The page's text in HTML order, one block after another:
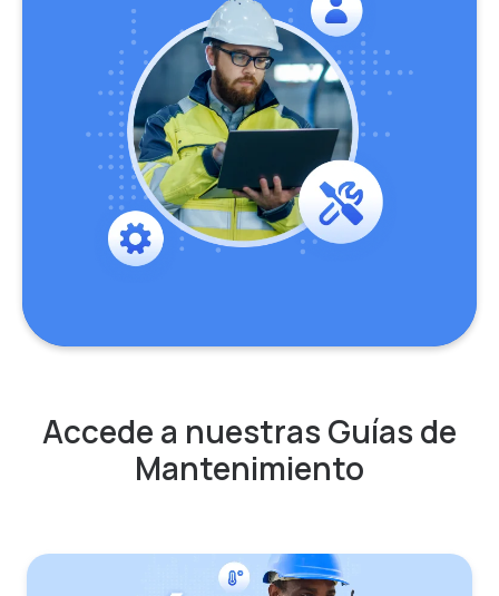
Accede a nuestras Guías de
Mantenimiento